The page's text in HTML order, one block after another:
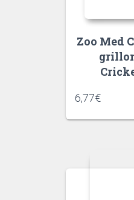
Zoo Med
6,77€